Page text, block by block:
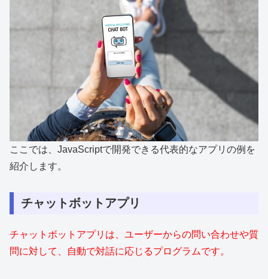
ここでは、JavaScriptで開発できる代表的なアプリの例を
紹介します。
チャットボットアプリ
チャットボットアプリは、ユーザーからの問い合わせや質
問に対して、自動で対話に応じるプログラムです。